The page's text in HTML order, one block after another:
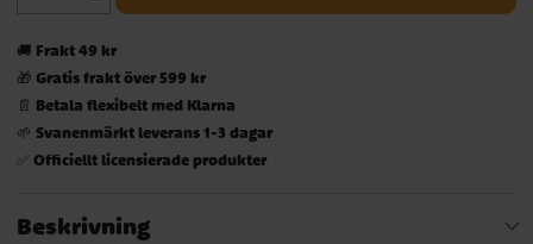
🚚 Frakt 49 kr
🎁 Gratis frakt över 599 kr
📄 Betala flexibelt med Klarna
🌱 Svanenmärkt leverans 1-3 dagar
✅ Officiellt licensierade produkter
Beskrivning